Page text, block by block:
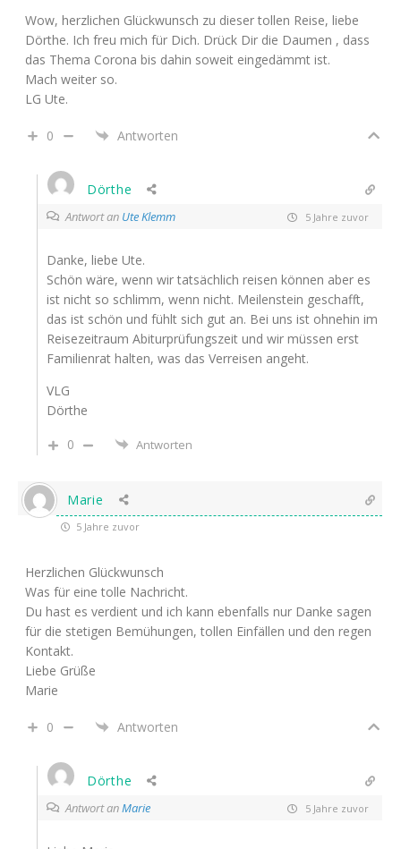
Wow, herzlichen Glückwunsch zu dieser tollen Reise, liebe
Dörthe. Ich freu mich für Dich. Drück Dir die Daumen , dass
das Thema Corona bis dahin soweit eingedämmt ist.
Mach weiter so.
LG Ute.
0 Antworten
Dörthe
Antwort an Ute Klemm 5 Jahre zuvor
Danke, liebe Ute.
Schön wäre, wenn wir tatsächlich reisen können aber es
ist nicht so schlimm, wenn nicht. Meilenstein geschafft,
das ist schön und fühlt sich gut an. Bei uns ist ohnehin im
Reisezeitraum Abiturprüfungszeit und wir müssen erst
Familienrat halten, was das Verreisen angeht.
VLG
Dörthe
0
Antworten
Marie
5 Jahre zuvor
Herzlichen Glückwunsch
Was für eine tolle Nachricht.
Du hast es verdient und ich kann ebenfalls nur Danke sagen
für die stetigen Bemühungen, tollen Einfällen und den regen
Kontakt.
Liebe Grüße
Marie
0 Antworten
Dörthe
Antwort anMarie 5 Jahre zuvor